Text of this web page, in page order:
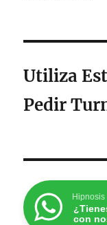
Utiliza
Pedir
Hipnosis
con